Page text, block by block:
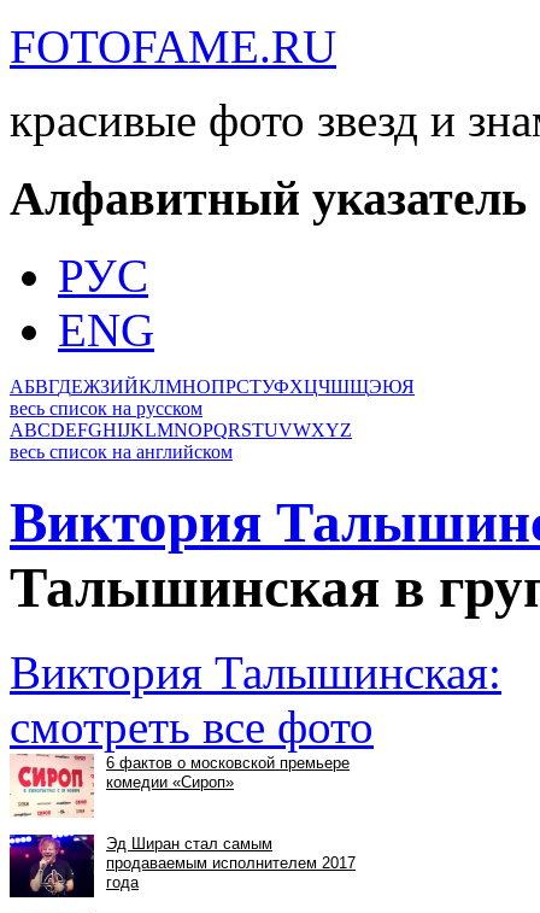
FOTOFAME.RU
красивые фото звезд и
Алфавитный указатель
РУС
ENG
АБВГДЕЖЗИЙКЛМНОПРСТУФХЦЧШЩЭЮЯ
весь список на русском
ABCDEFGHIJKLMNOPQRSTUVWXYZ
весь список на английском
Виктория
Талышинская в
Виктория Талышинская:
смотреть все фото